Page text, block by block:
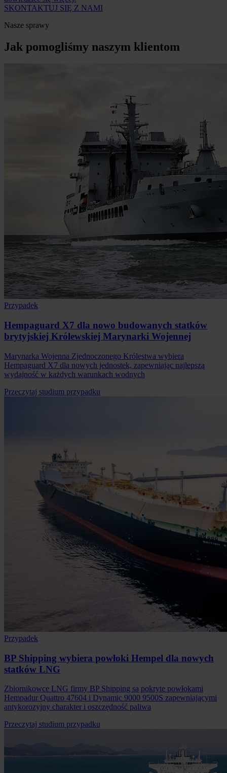
SKONTAKTUJ SIĘ Z NAMI
Nasze sprawy
Jak pomogliśmy naszym klientom
Przypadek
Hempaguard X7 dla nowo budowanych statków
brytyjskiej Królewskiej Marynarki Wojennej
Marynarka Wojenna Zjednoczonego Królestwa wybiera
Hempaguard X7 dla nowych jednostek, zapewniając najlepszą
wydajność w każdych warunkach wodnych
Przeczytaj studium przypadku
Przypadek
BP Shipping wybiera powłoki Hempel dla nowych
statków LNG
Zbiornikowce LNG firmy BP Shipping są pokryte powłokami
Hempadur Quattro 47604 i Dynamic 9000 9500S zapewniającymi
antykorozyjny charakter i oszczędność paliwa
Przeczytaj studium przypadku